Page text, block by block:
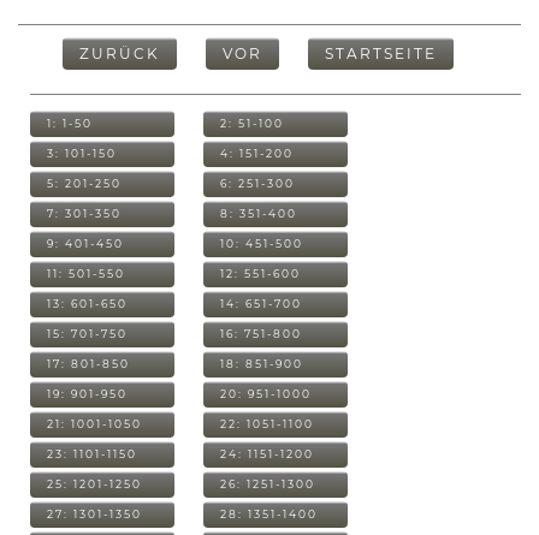
ZURÜCK VOR STARTSEITE
1: 1-50 2: 51-100
3: 101-150 4: 151-200
5: 201-250 6: 251-300
7: 301-350 8: 351-400
9: 401-450 10: 451-500
11: 501-550 12: 551-600
13: 601-650 14: 651-700
15: 701-750 16: 751-800
17: 801-850 18: 851-900
19: 901-950 20: 951-1000
21: 1001-1050 22: 1051-1100
23: 1101-1150 24: 1151-1200
25: 1201-1250 26: 1251-1300
27: 1301-1350 28: 1351-1400